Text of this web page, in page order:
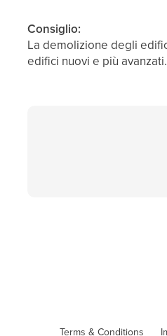
Consiglio:
La demolizione degli
edifici nuovi e più avanzati.
Terms & Conditions